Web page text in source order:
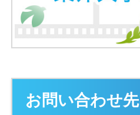
お問い合わせ先